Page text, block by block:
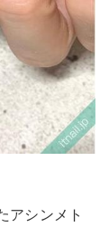
アシンメト